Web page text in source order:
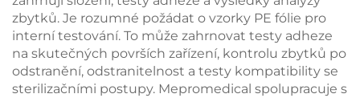
zbytků. Je rozumné požádat o vzorky PE fólie pro
interní testování. To může zahrnovat testy adheze
na skutečných površích zařízení, kontrolu zbytků po
odstranění, odstranitelnost a testy kompatibility se
sterilizačními postupy. Mepromedical spolupracuje s